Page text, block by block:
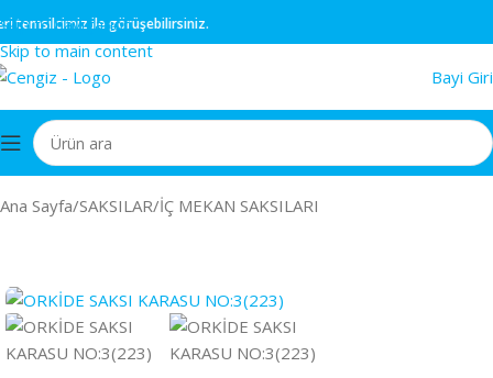
Skip to navigation
Skip to main content
ile görüşebilirsiniz.
Bayi
Ana Sayfa/SAKSILAR/İÇ MEKAN SAKSILARI